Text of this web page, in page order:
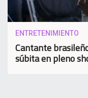
ENTRETENIMIENTO
Cantante
súbita en pleno